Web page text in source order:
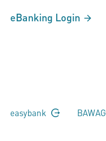
eBanking Login
easybank BAWAG